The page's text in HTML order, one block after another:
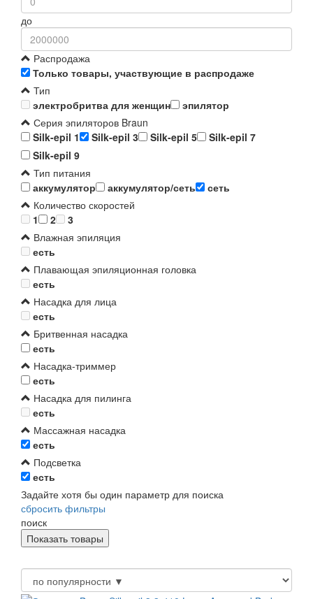
до
Распродажа
Только товары, участвующие в распродаже
Тип
электробритва для женщин
эпилятор
Серия эпиляторов Braun
Silk-epil 1
Silk-epil 3 Silk-epil 5
Silk-epil 7
Silk-epil 9
Тип питания
аккумулятор
аккумулятор/сеть
сеть
Количество скоростей
1
2
3
Влажная эпиляция
есть
Плавающая эпиляционная головка
есть
Насадка для лица
есть
Бритвенная насадка
есть
Насадка-триммер
есть
Насадка для пилинга
есть
Массажная насадка
есть
Подсветка
есть
Задайте хотя бы один параметр для поиска
сбросить фильтры
поиск